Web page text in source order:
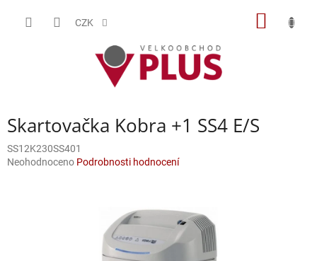
CZK
Skartovačka Kobra +1 SS4 E/S
SS12K230SS401
Průměrné
Neohodnoceno Podrobnosti hodnocení